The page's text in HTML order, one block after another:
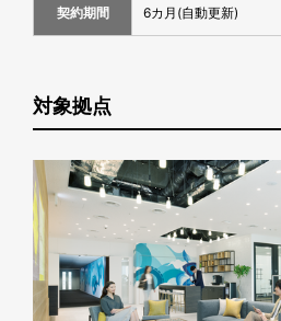
契約期間 6カ月(自動更新)
対象拠点